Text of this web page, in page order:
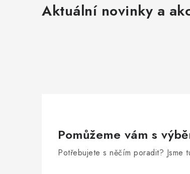
Aktuální novinky a
Pomůžeme vám s
Potřebujete s něčím poradit? Jsme